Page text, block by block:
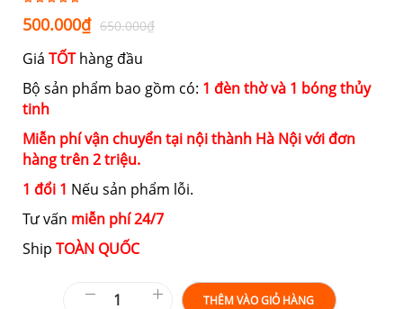
650.000₫Giá
650.000₫.
500.000₫
Giá
là:
Giá TỐThàng đầu
Bộ sản phẩm bao gồm có: 1 đèn thờ và 1 bóng thủy
tinh
Miễn phí vận chuyển tại nội thành Hà Nội với đơn
hàng trên 2 triệu.
1 đổi 1 Nếu sản phẩm lỗi.
Tư vấn miễn phí 24/7
Ship TOÀN QUỐC
THÊM VÀO GIỎ HÀNG